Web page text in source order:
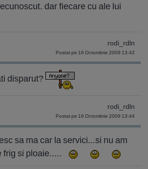
dar fiecare cu ale lui
rodi_rdln
Postat pe 16 Octombrie 2009 13:42
disparut?
rodi_rdln
Postat pe 16 Octombrie 2009 13:44
sa ma car la servici...si nu am
frig si ploaie.....